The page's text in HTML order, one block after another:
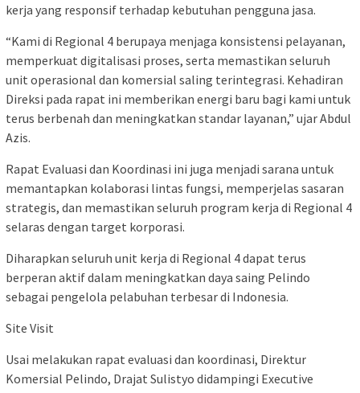
kerja yang responsif terhadap kebutuhan pengguna jasa.
“Kami di Regional 4 berupaya menjaga konsistensi pelayanan,
memperkuat digitalisasi proses, serta memastikan seluruh
unit operasional dan komersial saling terintegrasi. Kehadiran
Direksi pada rapat ini memberikan energi baru bagi kami untuk
terus berbenah dan meningkatkan standar layanan,” ujar Abdul
Azis.
Rapat Evaluasi dan Koordinasi ini juga menjadi sarana untuk
memantapkan kolaborasi lintas fungsi, memperjelas sasaran
strategis, dan memastikan seluruh program kerja di Regional 4
selaras dengan target korporasi.
Diharapkan seluruh unit kerja di Regional 4 dapat terus
berperan aktif dalam meningkatkan daya saing Pelindo
sebagai pengelola pelabuhan terbesar di Indonesia.
Site Visit
Usai melakukan rapat evaluasi dan koordinasi, Direktur
Komersial Pelindo, Drajat Sulistyo didampingi Executive